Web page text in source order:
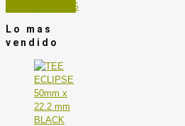
SPINNING
Lo mas
vendido